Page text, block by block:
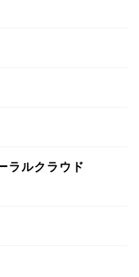
ラルクラウド